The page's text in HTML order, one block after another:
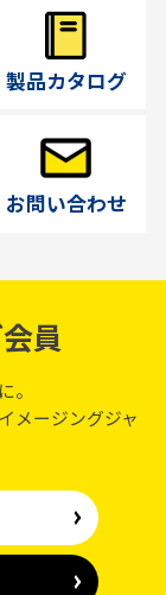
製品カタログ
お問い合わせ
員
。
メージングジャ